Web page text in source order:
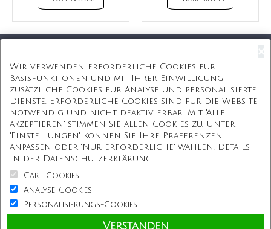
Kostenlose Geschenkbox
Kostenlose Gravur
Unbegrenzte Redesign
ÜBER UNS
Information
Kundenservice
Wir verwenden erforderliche Cookies für
Basisfunktionen und mit Ihrer Einwilligung
zusätzliche Cookies für Analyse und personalisierte
Dienste. Erforderliche Cookies sind für die Website
notwendig und nicht deaktivierbar. Mit "Alle
akzeptieren" stimmen Sie allen Cookies zu. Unter
"Einstellungen" können Sie Ihre Präferenzen
anpassen oder "Nur erforderliche" wählen. Details
in der Datenschutzerklärung.
Cart Cookies
Analyse-Cookies
Personalisierungs-Cookies
Verstanden